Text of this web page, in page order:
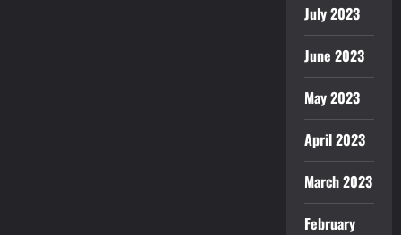
July 2023
June 2023
May 2023
April 2023
March 2023
February